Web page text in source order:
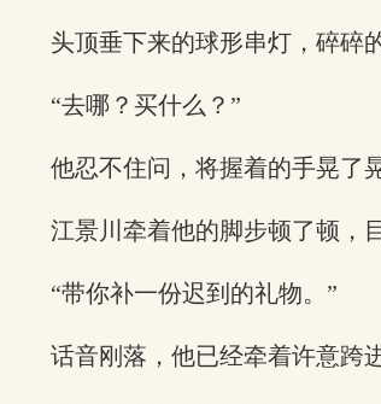
头顶垂下来的球形串灯，碎碎
“去哪？买什么？”
他忍不住问，将握着的手晃了晃
江景川牵着他的脚步顿了顿，
“带你补一份迟到的礼物。”
话音刚落，他已经牵着许意跨